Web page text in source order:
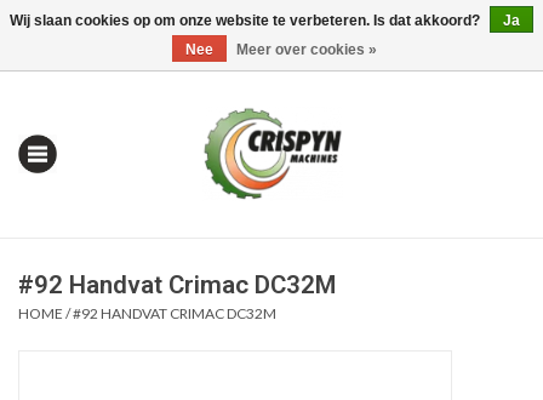
0 Artikelen - €0,00 Mijn account / Registreren
#92 Handvat Crimac DC32M
HOME /#92 HANDVAT CRIMAC DC32M
Wij slaan cookies op om onze website te verbeteren. Is dat akkoord?
Ja
Nee
Meer over cookies »